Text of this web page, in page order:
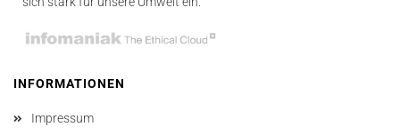
INFORMATIONEN
Impressum